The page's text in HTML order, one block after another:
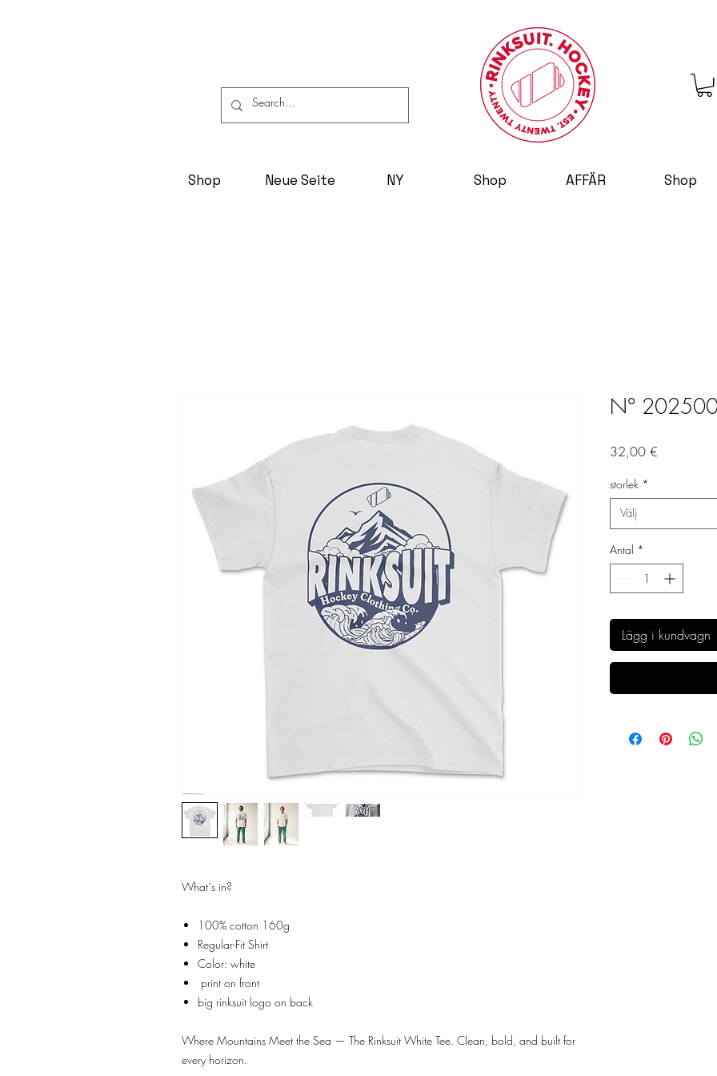
Shop Neue Seite NY Shop AFFÄR Shop
What´s in?
100% cotton 160g
Regular-Fit Shirt
Color: white
print on front
big rinksuit logo on back
Where Mountains Meet the Sea — The Rinksuit White Tee. Clean, bold, and built for
every horizon.
N°
32,00 €
storlek *
Välj
Antal *
Lägg i kundvagn